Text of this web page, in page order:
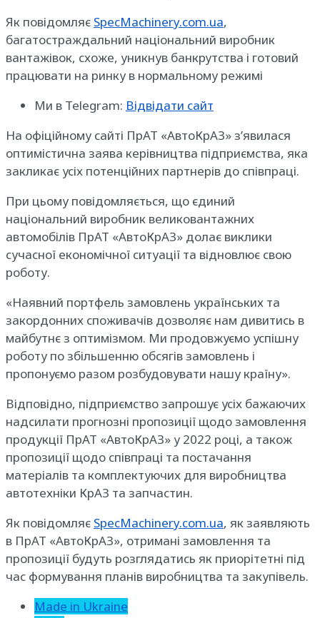
Як повідомляє SpecMachinery.com.ua,
багатостраждальний національний виробник
вантажівок, схоже, уникнув банкрутства і готовий
працювати на ринку в нормальному режимі
Ми в Telegram: Відвідати сайт
На офіційному сайті ПрАТ «АвтоКрАЗ» з’явилася
оптимістична заява керівництва підприємства, яка
закликає усіх потенційних партнерів до співпраці.
При цьому повідомляється, що єдиний
національний виробник великовантажних
автомобілів ПрАТ «АвтоКрАЗ» долає виклики
сучасної економічної ситуації та відновлює свою
роботу.
«Наявний портфель замовлень українських та
закордонних споживачів дозволяє нам дивитись в
майбутнє з оптимізмом. Ми продовжуємо успішну
роботу по збільшенню обсягів замовлень і
пропонуємо разом розбудовувати нашу країну».
Відповідно, підприємство запрошує усіх бажаючих
надсилати прогнозні пропозиції щодо замовлення
продукції ПрАТ «АвтоКрАЗ» у 2022 році, а також
пропозиції щодо співпраці та постачання
матеріалів та комплектуючих для виробництва
автотехніки КрАЗ та запчастин.
Як повідомляє SpecMachinery.com.ua, як заявляють
в ПрАТ «АвтоКрАЗ», отримані замовлення та
пропозиції будуть розглядатись як приорітетні під
час формування планів виробництва та закупівель.
Made in Ukraine